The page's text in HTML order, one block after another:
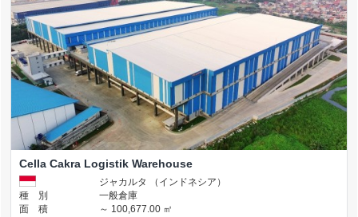
Cella Cakra Logistik Warehouse
ジャカルタ （インドネシア）
種 別
一般倉庫
面 積
～ 100,677.00 ㎡